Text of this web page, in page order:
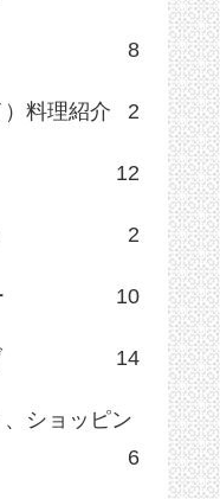
8
料理紹介 2
12
2
10
14
ショッピン
6